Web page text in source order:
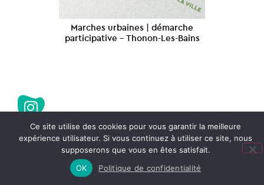
Marches urbaines | démarche
participative – Thonon-Les-Bains
© Marion Boucharlat – 2026
Mentions légales
Création web : Behu
Ce site utilise des cookies pour vous garantir la meilleure
expérience utilisateur. Si vous continuez à utiliser ce site, nous
supposerons que vous en êtes satisfait.
OK
Politique de confidentialité